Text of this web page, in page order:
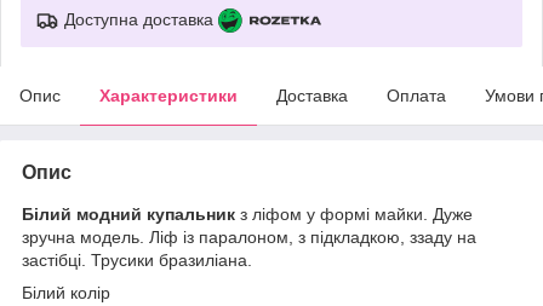
Доступна доставка
Опис Характеристики Доставка Оплата Умови
Опис
Білий модний купальник з ліфом у формі майки. Дуже
зручна модель. Ліф із паралоном, з підкладкою, ззаду на
застібці. Трусики бразиліана.
Білий колір